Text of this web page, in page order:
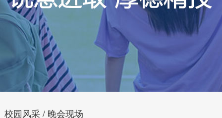
校园风采 / 晚会现场